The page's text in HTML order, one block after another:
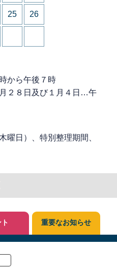
25 26
から午後７時
２８日及び１月４日…午
曜日）、特別整理期間、
重要なお知らせ